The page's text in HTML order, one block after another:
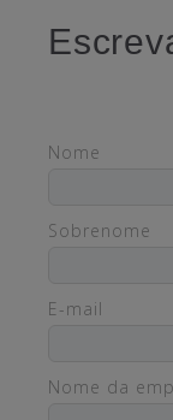
Nome
Sobrenome
E-mail
Nome da